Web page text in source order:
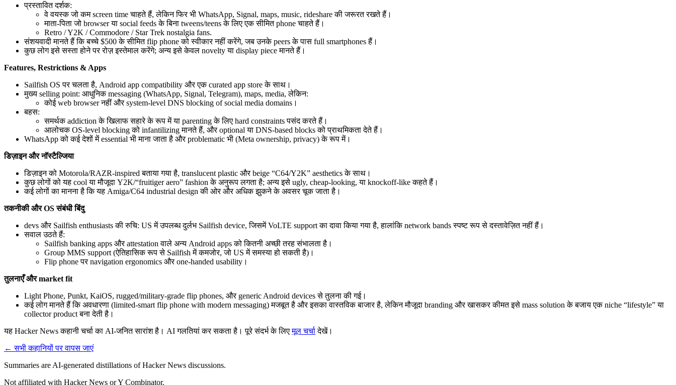
प्रस्तावित दर्शक:
वे वयस्क जो कम screen time चाहते हैं, लेकिन फिर भी WhatsApp, Signal, maps, music, rideshare की जरूरत रखते हैं।
माता-पिता जो browser या social feeds के बिना tweens/teens के लिए एक सीमित phone चाहते हैं।
Retro / Y2K / Commodore / Star Trek nostalgia fans.
संशयवादी मानते हैं कि बच्चे $500 के सीमित flip phone को स्वीकार नहीं करेंगे, जब उनके peers के पास full smartphones हैं।
कुछ लोग इसे सस्ता होने पर रोज़ इस्तेमाल करेंगे; अन्य इसे केवल novelty या display piece मानते हैं।
Features, Restrictions & Apps
Sailfish OS पर चलता है, Android app compatibility और एक curated app store के साथ।
मुख्य selling point: आधुनिक messaging (WhatsApp, Signal, Telegram), maps, media, लेकिन:
कोई web browser नहीं और system-level DNS blocking of social media domains।
बहस:
समर्थक addiction के खिलाफ सहारे के रूप में या parenting के लिए hard constraints पसंद करते हैं।
आलोचक OS-level blocking को infantilizing मानते हैं, और optional या DNS-based blocks को प्राथमिकता देते हैं।
WhatsApp को कई देशों में essential भी माना जाता है और problematic भी (Meta ownership, privacy) के रूप में।
डिज़ाइन और नॉस्टैल्जिया
डिज़ाइन को Motorola/RAZR-inspired बताया गया है, translucent plastic और beige “C64/Y2K” aesthetics के साथ।
कुछ लोगों को यह cool या मौजूदा Y2K/“fruitiger aero” fashion के अनुरूप लगता है; अन्य इसे ugly, cheap-looking, या knockoff-like कहते हैं।
कई लोगों का मानना है कि यह Amiga/C64 industrial design की ओर और अधिक झुकने के अवसर चूक जाता है।
तकनीकी और OS संबंधी बिंदु
devs और Sailfish enthusiasts की रुचि: US में उपलब्ध दुर्लभ Sailfish device, जिसमें VoLTE support का दावा किया गया है, हालांकि network bands स्पष्ट रूप से दस्तावेज़ित नहीं हैं।
सवाल उठते हैं:
Sailfish banking apps और attestation वाले अन्य Android apps को कितनी अच्छी तरह संभालता है।
Group MMS support (ऐतिहासिक रूप से Sailfish में कमजोर, जो US में समस्या हो सकती है)।
Flip phone पर navigation ergonomics और one-handed usability।
तुलनाएँ और market fit
Light Phone, Punkt, KaiOS, rugged/military-grade flip phones, और generic Android devices से तुलना की गई।
कई लोग मानते हैं कि अवधारणा (limited-smart flip phone with modern messaging) मजबूत है और इसका वास्तविक बाजार है, लेकिन मौजूदा branding और खासकर कीमत इसे mass solution के बजाय एक niche “lifestyle” या
collector product बना देती है।
यह Hacker News कहानी चर्चा का AI-जनित सारांश है। AI गलतियां कर सकता है। पूरे संदर्भ के लिएमूल चर्चादेखें।
← सभी कहानियों पर वापस जाएं
Summaries are AI-generated distillations of Hacker News discussions.
Not affiliated with Hacker News or Y Combinator.